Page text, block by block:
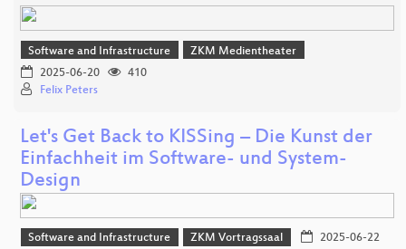
Software and Infrastructure
ZKM Medientheater
2025-06-20
410
Felix Peters
Let's Get Back to KISSing – Die Kunst der
Einfachheit im Software- und System-
Design
Software and Infrastructure ZKM Vortragssaal
2025-06-22